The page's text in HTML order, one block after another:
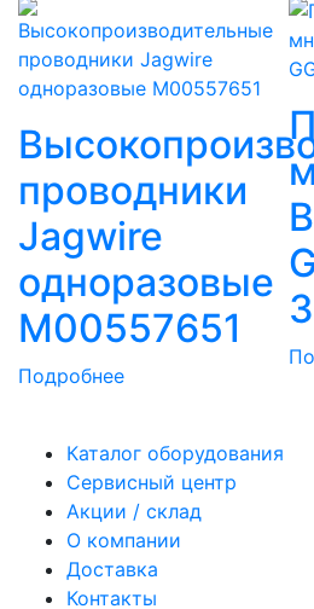
проводники
Jagwire
одноразовые
M00557651
Подробнее
Каталог оборудования
Сервисный центр
Акции / склад
О компании
Доставка
Контакты